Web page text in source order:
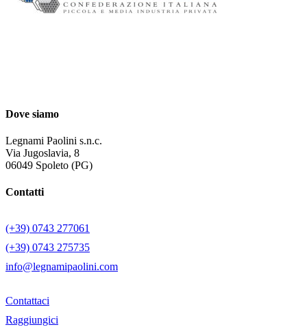
Dove siamo
Legnami Paolini s.n.c.
Via Jugoslavia, 8
06049 Spoleto (PG)
Contatti
(+39) 0743 277061
(+39) 0743 275735
info@legnamipaolini.com
Contattaci
Raggiungici